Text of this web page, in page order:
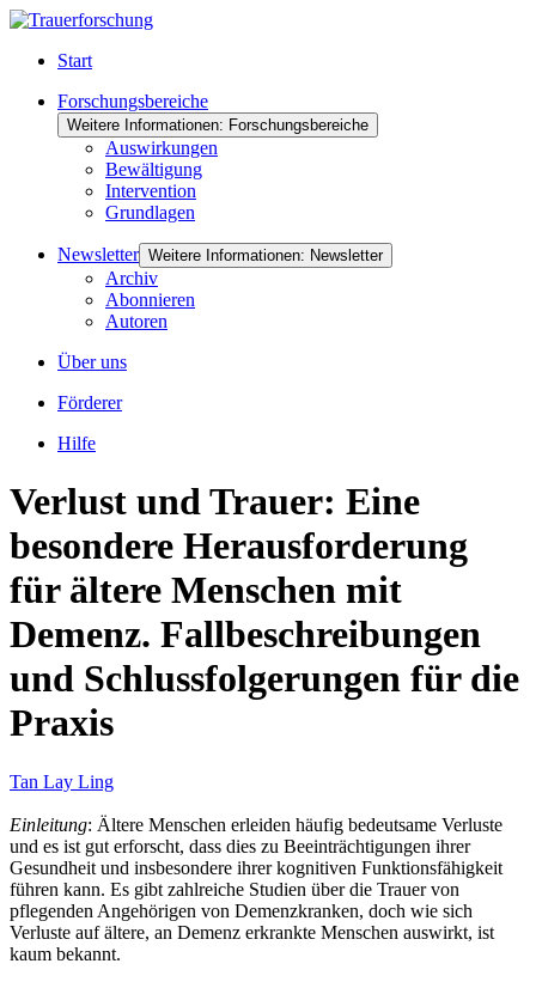
Start
Forschungsbereiche
Weitere Informationen: Forschungsbereiche
Auswirkungen
Bewältigung
Intervention
Grundlagen
Newsletter Weitere Informationen: Newsletter
Archiv
Abonnieren
Autoren
Über uns
Förderer
Hilfe
Verlust und Trauer: Eine
besondere Herausforderung
für ältere Menschen mit
Demenz. Fallbeschreibungen
und Schlussfolgerungen für die
Praxis
Tan Lay Ling
Einleitung: Ältere Menschen erleiden häufig bedeutsame Verluste
und es ist gut erforscht, dass dies zu Beeinträchtigungen ihrer
Gesundheit und insbesondere ihrer kognitiven Funktionsfähigkeit
führen kann. Es gibt zahlreiche Studien über die Trauer von
pflegenden Angehörigen von Demenzkranken, doch wie sich
Verluste auf ältere, an Demenz erkrankte Menschen auswirkt, ist
kaum bekannt.